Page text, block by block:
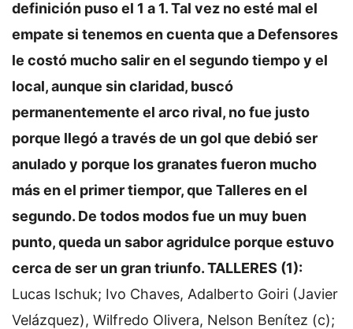
definición puso el 1 a 1. Tal vez no esté mal el
empate si tenemos en cuenta que a Defensores
le costó mucho salir en el segundo tiempo y el
local, aunque sin claridad, buscó
permanentemente el arco rival, no fue justo
porque llegó a través de un gol que debió ser
anulado y porque los granates fueron mucho
más en el primer tiempor, que Talleres en el
segundo. De todos modos fue un muy buen
punto, queda un sabor agridulce porque estuvo
cerca de ser un gran triunfo.TALLERES (1):
Lucas Ischuk; Ivo Chaves, Adalberto Goiri (Javier
Velázquez), Wilfredo Olivera, Nelson Benítez (c);